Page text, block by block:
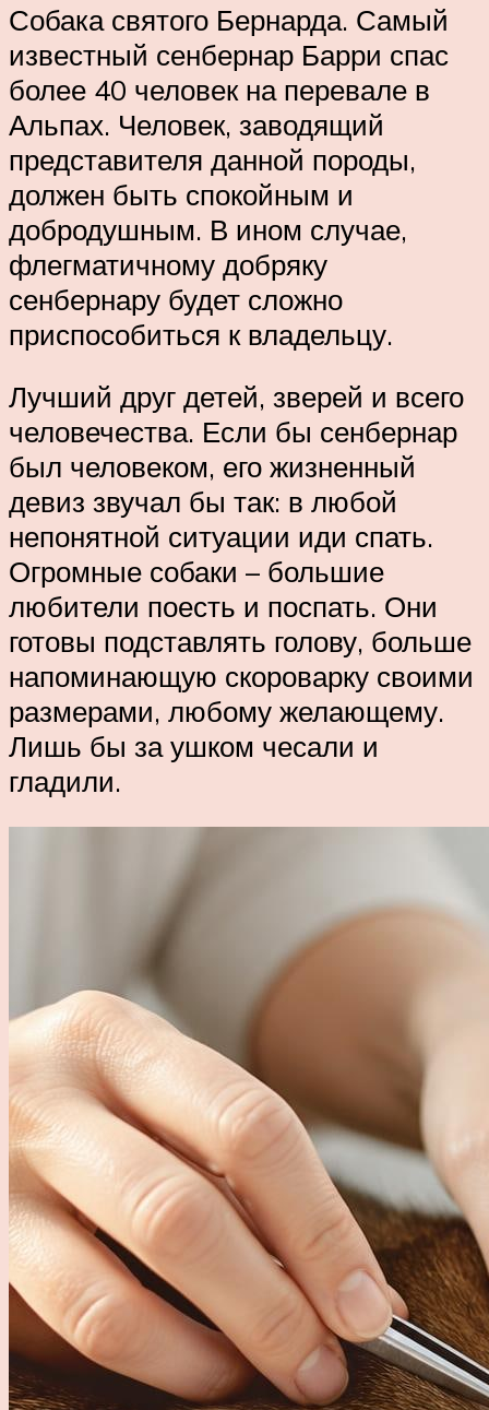
Собака святого Бернарда. Самый
известный сенбернар Барри спас
более 40 человек на перевале в
Альпах. Человек, заводящий
представителя данной породы,
должен быть спокойным и
добродушным. В ином случае,
флегматичному добряку
сенбернару будет сложно
приспособиться к владельцу.
Лучший друг детей, зверей и всего
человечества. Если бы сенбернар
был человеком, его жизненный
девиз звучал бы так: в любой
непонятной ситуации иди спать.
Огромные собаки – большие
любители поесть и поспать. Они
готовы подставлять голову, больше
напоминающую скороварку своими
размерами, любому желающему.
Лишь бы за ушком чесали и
гладили.